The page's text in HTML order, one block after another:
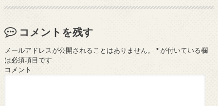
コメントを残す
メールアドレスが公開されることはありません。 *が付いている欄
は必須項目です
コメント